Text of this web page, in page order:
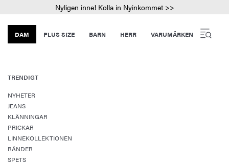
Nyligen inne! Kolla in Nyinkommet >>
DAM PLUS SIZE BARN HERR VARUMÄRKEN
TRENDIGT
NYHETER
JEANS
KLÄNNINGAR
PRICKAR
LINNEKOLLEKTIONEN
RÄNDER
SPETS